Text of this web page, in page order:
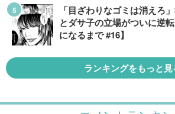
「目ざわりなゴミは消えろ
とダサ子の立場がついに逆
になるまで #16】
ランキングをもっと見